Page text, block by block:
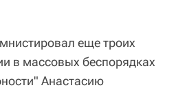
еще троих
в массовых беспорядках
Анастасию